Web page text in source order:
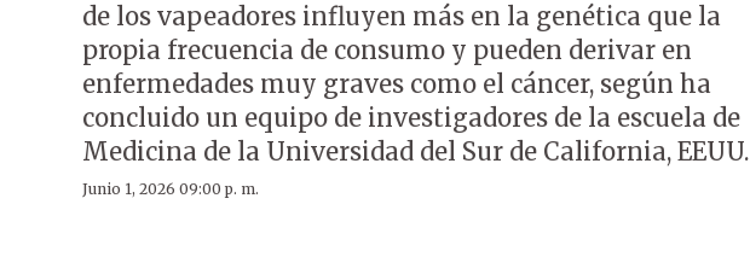
de los vapeadores influyen más en la genética que la
propia frecuencia de consumo y pueden derivar en
enfermedades muy graves como el cáncer, según ha
concluido un equipo de investigadores de la escuela de
Medicina de la Universidad del Sur de California, EEUU.
Junio 1, 2026 09:00 p. m.